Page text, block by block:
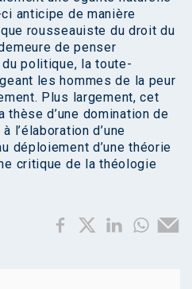
anticipe de manière
rousseauiste du droit du
de penser
politique, la toute-
les hommes de la peur
Plus largement, cet
thèse d’une domination de
l’élaboration d’une
déploiement d’une théorie
critique de la théologie